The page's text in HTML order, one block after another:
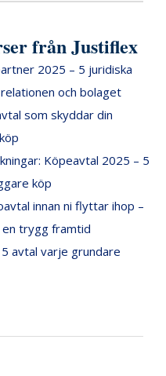
från Justiflex
2025 – 5 juridiska
och bolaget
som skyddar din
Köpeavtal 2025 – 5
köp
innan ni flyttar ihop –
trygg framtid
avtal varje grundare